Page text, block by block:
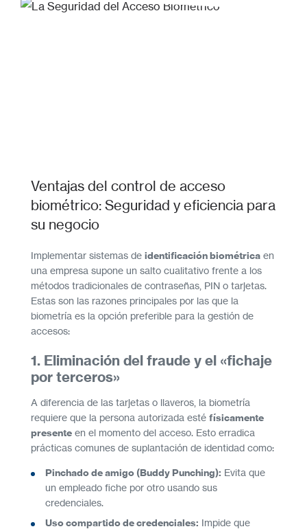
Ventajas del control de acceso
biométrico: Seguridad y eficiencia para
su negocio
Implementar sistemas de identificación biométrica en
una empresa supone un salto cualitativo frente a los
métodos tradicionales de contraseñas, PIN o tarjetas.
Estas son las razones principales por las que la
biometría es la opción preferible para la gestión de
accesos:
1. Eliminación del fraude y el «fichaje
por terceros»
A diferencia de las tarjetas o llaveros, la biometría
requiere que la persona autorizada esté físicamente
presente en el momento del acceso. Esto erradica
prácticas comunes de suplantación de identidad como:
Pinchado de amigo (Buddy Punching): Evita que
un empleado fiche por otro usando sus
credenciales.
Uso compartido de credenciales: Impide que